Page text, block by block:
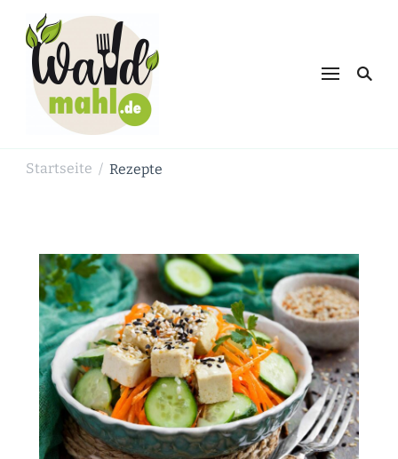
Schnabulieren, was die Natur einem
Startseite / Rezepte